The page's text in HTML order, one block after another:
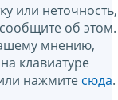
или неточность,
об этом.
мнению,
клавиатуре
нажмите сюда.